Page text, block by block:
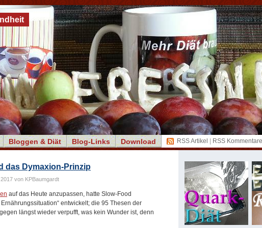
Bloggen & Diät Blog-Links Download RSS Artikel RSS Kommentare
das Dymaxion-Prinzip
von KPBaumgardt
auf das Heute anzupassen, hatte Slow-Food
entwickelt; die 95 Thesen der
längst wieder verpufft, was kein Wunder ist, denn